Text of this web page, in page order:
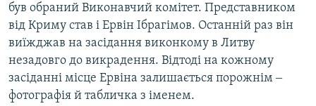
був обраний Виконавчий комітет. Представником
від Криму став і Ервін Ібрагімов. Останній раз він
виїжджав на засідання виконкому в Литву
незадовго до викрадення. Відтоді на кожному
засіданні місце Ервіна залишається порожнім ‒
фотографія й табличка з іменем.